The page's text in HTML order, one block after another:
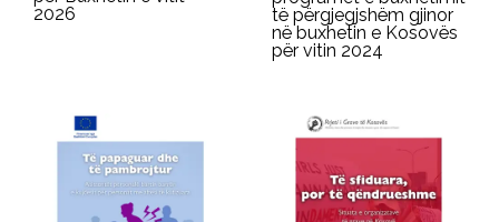
2026
të përgjegjshëm gjinor
në buxhetin e Kosovës
për vitin 2024